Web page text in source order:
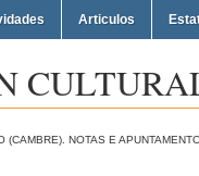
Articulos
(CAMBRE). NOTAS E